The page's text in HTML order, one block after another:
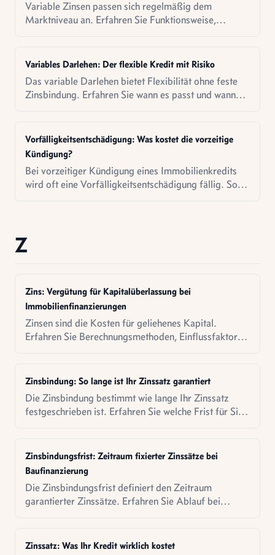
Variable Zinsen passen sich regelmäßig dem
Marktniveau an. Erfahren Sie Funktionsweise,
Variables Darlehen: Der flexible Kredit mit Risiko
Das variable Darlehen bietet Flexibilität ohne feste
Zinsbindung. Erfahren Sie wann es passt und wann
Vorfälligkeitsentschädigung: Was kostet die vorzeitige
Kündigung?
Bei vorzeitiger Kündigung eines Immobilienkredits
wird oft eine Vorfälligkeitsentschädigung fällig. So
Z
Zins: Vergütung für Kapitalüberlassung bei
Immobilienfinanzierungen
Zinsen sind die Kosten für geliehenes Kapital.
Erfahren Sie Berechnungsmethoden, Einflussfaktoren
Zinsbindung: So lange ist Ihr Zinssatz garantiert
Die Zinsbindung bestimmt wie lange Ihr Zinssatz
festgeschrieben ist. Erfahren Sie welche Frist für Sie
Zinsbindungsfrist: Zeitraum fixierter Zinssätze bei
Baufinanzierung
Die Zinsbindungsfrist definiert den Zeitraum
garantierter Zinssätze. Erfahren Sie Ablauf bei
Zinssatz: Was Ihr Kredit wirklich kostet